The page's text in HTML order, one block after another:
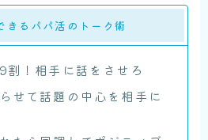
きるパパ活のトーク術
割！相手に話をさせろ
せて話題の中心を相手に